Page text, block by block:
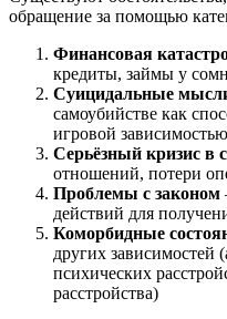
обращение за помощью
Финансовая
кредиты, займы у
Суицидальные
самоубийстве как
игровой зависимостью
Серьёзный кризис в
отношений, потери
Проблемы с законом
действий для
Коморбидные
других зависимостей
психических
расстройства)